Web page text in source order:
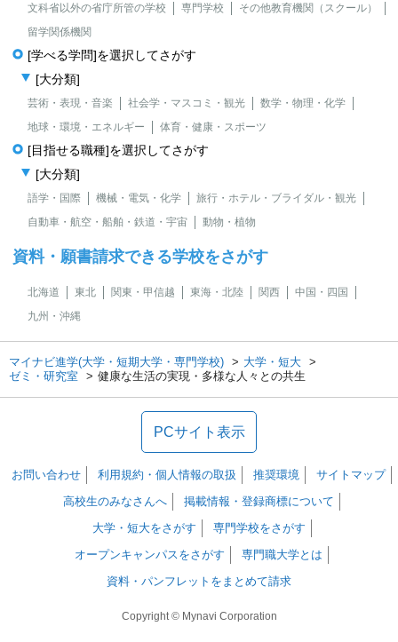
文科省以外の省庁所管の学校
専門学校
その他教育機関（スクール）
留学関係機関
[学べる学問]を選択してさがす
[大分類]
芸術・表現・音楽 社会学・マスコミ・観光
数学・物理・化学
地球・環境・エネルギー
体育・健康・スポーツ
[目指せる職種]を選択してさがす
[大分類]
語学・国際 機械・電気・化学
旅行・ホテル・ブライダル・観光
自動車・航空・船舶・鉄道・宇宙
動物・植物
資料・願書請求できる学校をさがす
北海道 東北 関東・甲信越 東海・北陸 関西
中国・四国
九州・沖縄
マイナビ進学(大学・短期大学・専門学校)
大学・短大
ゼミ・研究室
健康な生活の実現・多様な人々との共生
PCサイト表示
お問い合わせ 利用規約・個人情報の取扱 推奨環境
サイトマップ
高校生のみなさんへ
掲載情報・登録商標について
大学・短大をさがす
専門学校をさがす
オープンキャンパスをさがす
専門職大学とは
資料・パンフレットをまとめて請求
Copyright © Mynavi Corporation